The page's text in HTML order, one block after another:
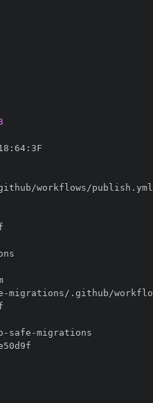
: 64:
//token.actions.githubusercontent.com
-
- safe -